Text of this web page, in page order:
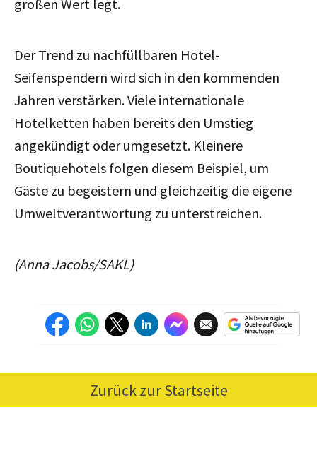
großen Wert legt.
Der Trend zu nachfüllbaren Hotel-
Seifenspendern wird sich in den kommenden
Jahren verstärken. Viele internationale
Hotelketten haben bereits den Umstieg
angekündigt oder umgesetzt. Kleinere
Boutiquehotels folgen diesem Beispiel, um
Gäste zu begeistern und gleichzeitig die eigene
Umweltverantwortung zu unterstreichen.
(Anna Jacobs/SAKL)
Zurück zur Startseite